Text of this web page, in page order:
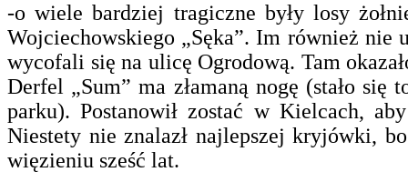
-o wiele bardziej tragiczne były losy
Wojciechowskiego „Sęka”. Im również nie
wycofali się na ulicę Ogrodową. Tam
Derfel „Sum” ma złamaną nogę (stało się
parku). Postanowił zostać w Kielcach,
Niestety nie znalazł najlepszej kryjówki, bo
więzieniu sześć lat.